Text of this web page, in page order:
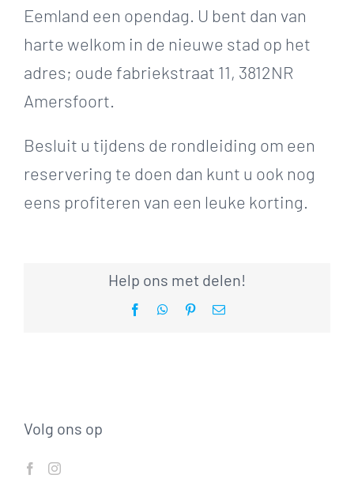
Eemland een opendag. U bent dan van
harte welkom in de nieuwe stad op het
adres; oude fabriekstraat 11, 3812NR
Amersfoort.
Besluit u tijdens de rondleiding om een
reservering te doen dan kunt u ook nog
eens profiteren van een leuke korting.
Help ons met delen!
FacebookWhatsApp
Pinterest
E-
Volg ons op